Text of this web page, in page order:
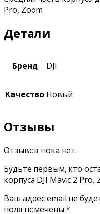
Pro, Zoom
Детали
Бренд DJI
Качество Новый
Отзывы
Отзывов пока нет.
Будьте первым, кто
корпуса DJI Mavic 2 Pro,
Ваш адрес email не
поля помечены *